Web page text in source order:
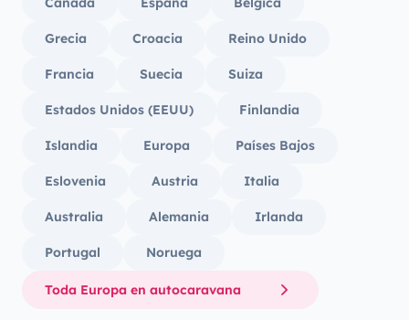
Grecia Croacia Reino Unido
Francia Suecia Suiza
Estados Unidos (EEUU) Finlandia
Islandia Europa Países Bajos
Eslovenia Austria Italia
Australia Alemania Irlanda
Portugal Noruega
Toda Europa en autocaravana